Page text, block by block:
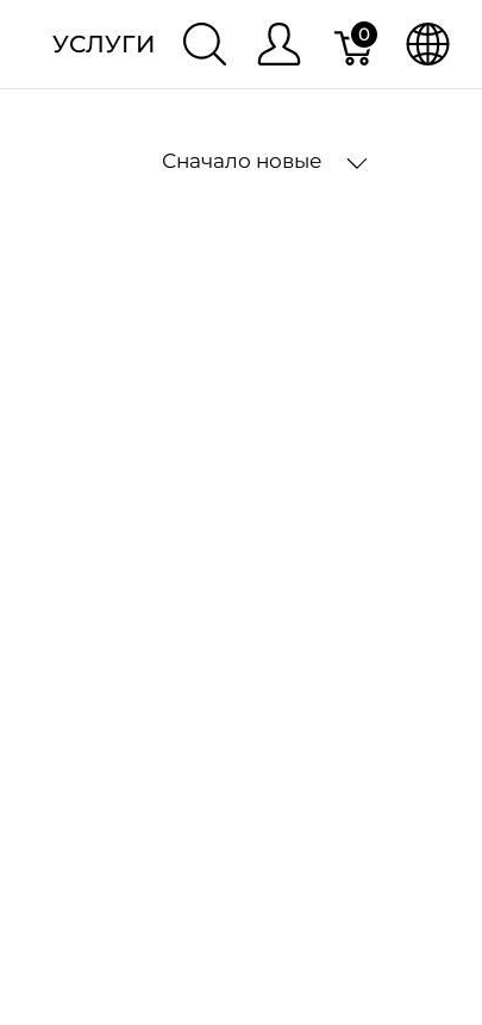
УСЛУГИ 0
Сначало новые